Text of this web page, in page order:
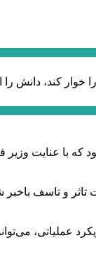
خوار كند، دانش